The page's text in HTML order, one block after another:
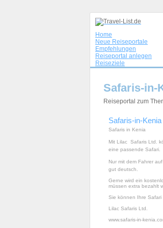
Home
Neue Reiseportale
Empfehlungen
Reiseportal anlegen
Reiseziele
Safaris-in-
Reiseportal zum
Safaris-in-Kenia
Safaris in Kenia
Mit Lilac  Safaris Ltd.
eine passende Safari.
Nur mit dem Fahrer
gut deutsch.
Gerne wird ein
müssen extra bezahlt
Sie können Ihre Safari
Lilac Safaris Ltd.
www.safaris-in-